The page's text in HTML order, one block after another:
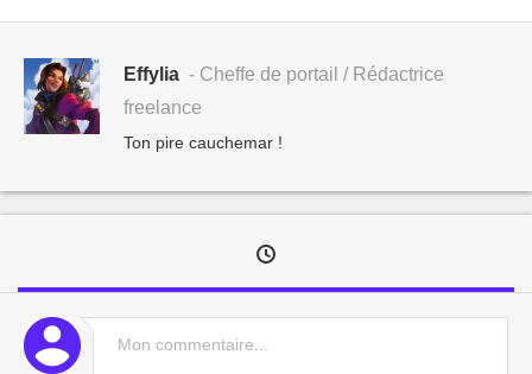
Effylia - Cheffe de portail / Rédactrice
freelance
Ton pire cauchemar !